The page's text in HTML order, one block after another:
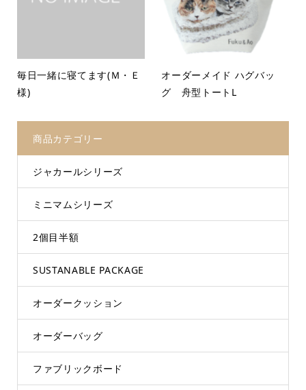
毎日一緒に寝てます(Ｍ・Ｅ
様)
オーダーメイド ハグバッ
グ 舟型トートL
商品カテゴリー
ジャカールシリーズ
ミニマムシリーズ
2個目半額
SUSTANABLE PACKAGE
オーダークッション
オーダーバッグ
ファブリックボード